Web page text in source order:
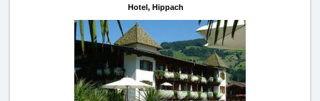
Hotel, Hippach